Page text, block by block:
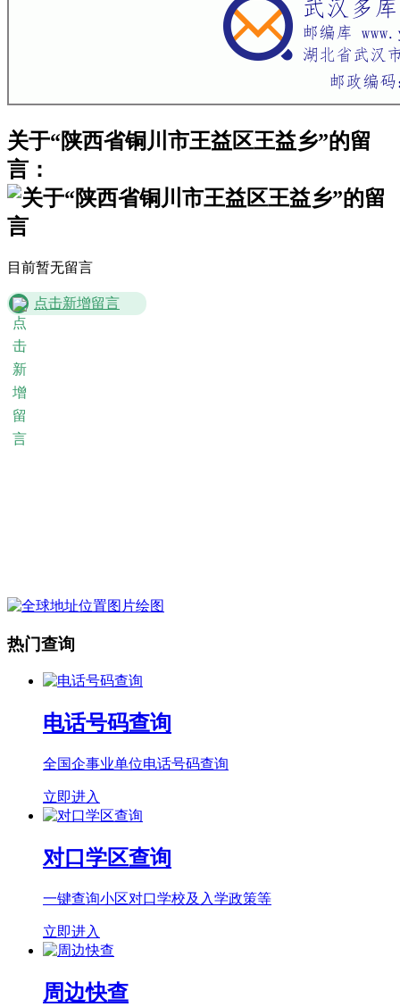
关于“陕西省铜川市王益区王益乡”的留
言：
目前暂无留言
点击新增留言
热门查询
电话号码查询
全国企事业单位电话号码查询
立即进入
对口学区查询
一键查询小区对口学校及入学政策等
立即进入
周边快查